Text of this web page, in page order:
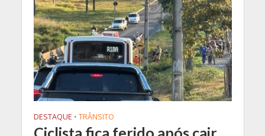
DESTAQUE • TRÂNSITO
Ciclista fica ferido após cair